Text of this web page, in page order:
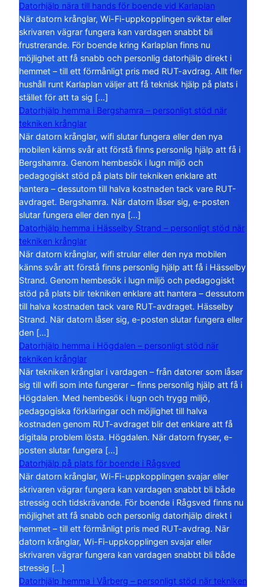
Datorhjälp nära till hands för boende vid Karlaplan
När datorn krånglar, Wi-Fi-uppkopplingen sviktar eller
skrivaren vägrar fungera kan vardagen snabbt bli
frustrerande. För boende kring Karlaplan finns nu
möjlighet att få snabb och personlig datorhjälp direkt i
hemmet – till ett förmånligt pris med RUT-avdrag. Allt fler
hushåll runt Karlaplan väljer att få teknisk hjälp på plats i
stället för att ta sig […]
Datorhjälp hemma i Bergshamra – personligt stöd när
tekniken krånglar
När datorn krånglar, wifi slutar fungera eller den nya
mobilen känns svår att förstå finns personlig hjälp att få i
Bergshamra. Genom hembesök i lugn miljö och
pedagogiskt stöd på plats blir tekniken enklare att
hantera – dessutom till halva kostnaden tack vare RUT-
avdraget. Bergshamra. När datorn låser sig, e-posten
slutar fungera eller den nya […]
Datorhjälp hemma i Hässelby Strand – personligt stöd när
tekniken krånglar
När datorn krånglar, wifi strular eller den nya mobilen
känns svår att förstå finns personlig hjälp att få i Hässelby
Strand. Genom hembesök i lugn miljö och pedagogiskt
stöd på plats blir tekniken enklare att hantera – dessutom
till halva kostnaden tack vare RUT-avdraget. Hässelby
Strand. När datorn låser sig, e-posten slutar fungera eller
den […]
Datorhjälp hemma i Högdalen – personligt stöd när
tekniken krånglar
När tekniken krånglar i vardagen – från datorer som låser
sig till wifi som inte fungerar – finns personlig hjälp att få i
Högdalen. Med hembesök i lugn och trygg miljö,
pedagogiska förklaringar och möjlighet till halva
kostnaden genom RUT-avdraget blir det enklare att få
digitala problem lösta. Högdalen. När datorn fryser, e-
posten slutar fungera […]
Datorhjälp på plats för boende i Rågsved
När datorn krånglar, Wi-Fi-uppkopplingen svajar eller
skrivaren vägrar fungera kan vardagen snabbt bli både
stressig och tidskrävande. För boende i Rågsved finns nu
möjlighet att få snabb och personlig datorhjälp direkt i
hemmet – till ett förmånligt pris med RUT-avdrag. När
datorn krånglar, Wi-Fi-uppkopplingen svajar eller
skrivaren vägrar fungera kan vardagen snabbt bli både
stressig […]
Datorhjälp hemma i Vårberg – personligt stöd när tekniken